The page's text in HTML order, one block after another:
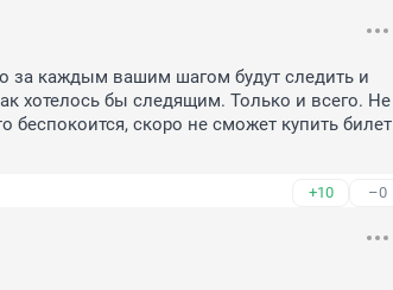
за каждым вашим шагом будут следить и
хотелось бы следящим. Только и всего. Не
беспокоится, скоро не сможет купить билет
+10 –0